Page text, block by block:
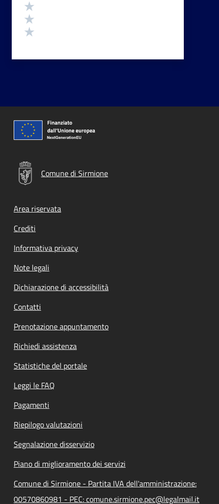
Comune di Sirmione
Footer menu
Area riservata
Crediti
Informativa privacy
Note legali
Dichiarazione di accessibilità
Contatti
Prenotazione appuntamento
Richiedi assistenza
Statistiche del portale
Leggi le FAQ
Pagamenti
Riepilogo valutazioni
Segnalazione disservizio
Piano di miglioramento dei servizi
Comune di Sirmione - Partita IVA dell'amministrazione:
00570860981 - PEC: comune.sirmione.pec@legalmail.it